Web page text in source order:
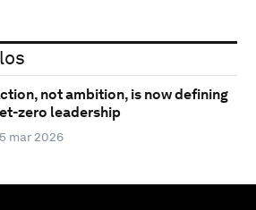
not ambition, is now defining
zero leadership
mar 2026